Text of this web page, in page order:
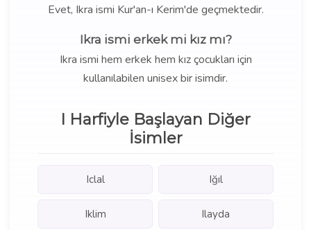
Evet, Ikra ismi Kur'an-ı Kerim'de geçmektedir.
Ikra ismi erkek mi kız mı?
Ikra ismi hem erkek hem kız çocukları için
kullanılabilen unisex bir isimdir.
I Harfiyle Başlayan Diğer
İsimler
Iclal Iğıl
Iklim Ilayda